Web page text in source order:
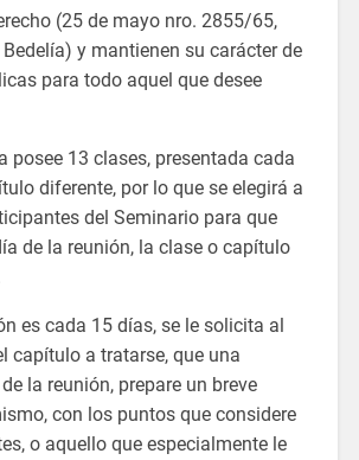
(25 de mayo nro. 2855/65,
Bedelía) y mantienen su carácter de
para todo aquel que desee
posee 13 clases, presentada cada
diferente, por lo que se elegirá a
del Seminario para que
de la reunión, la clase o capítulo
es cada 15 días, se le solicita al
capítulo a tratarse, que una
la reunión, prepare un breve
con los puntos que considere
o aquello que especialmente le